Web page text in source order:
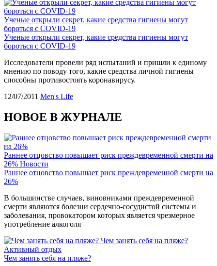
Ученые открыли секрет, какие средства гигиены могут
бороться с COVID-19
Ученые открыли секрет, какие средства гигиены могут
бороться с COVID-19
Исследователи провели ряд испытаний и пришли к единому
мнению по поводу того, какие средства личной гигиены
способны противостоять коронавирусу.
12/07/2011 Men's Life
НОВОЕ В ЖУРНАЛЕ
Раннее отцовство повышает риск преждевременной смерти на
26% Новости
Раннее отцовство повышает риск преждевременной смерти на
26%
В большинстве случаев, виновниками преждевременной
смерти являются болезни сердечно-сосудистой системы и
заболевания, провокатором которых является чрезмерное
употребление алкоголя
Чем занять себя на пляже?
Активный отдых
Чем занять себя на пляже?